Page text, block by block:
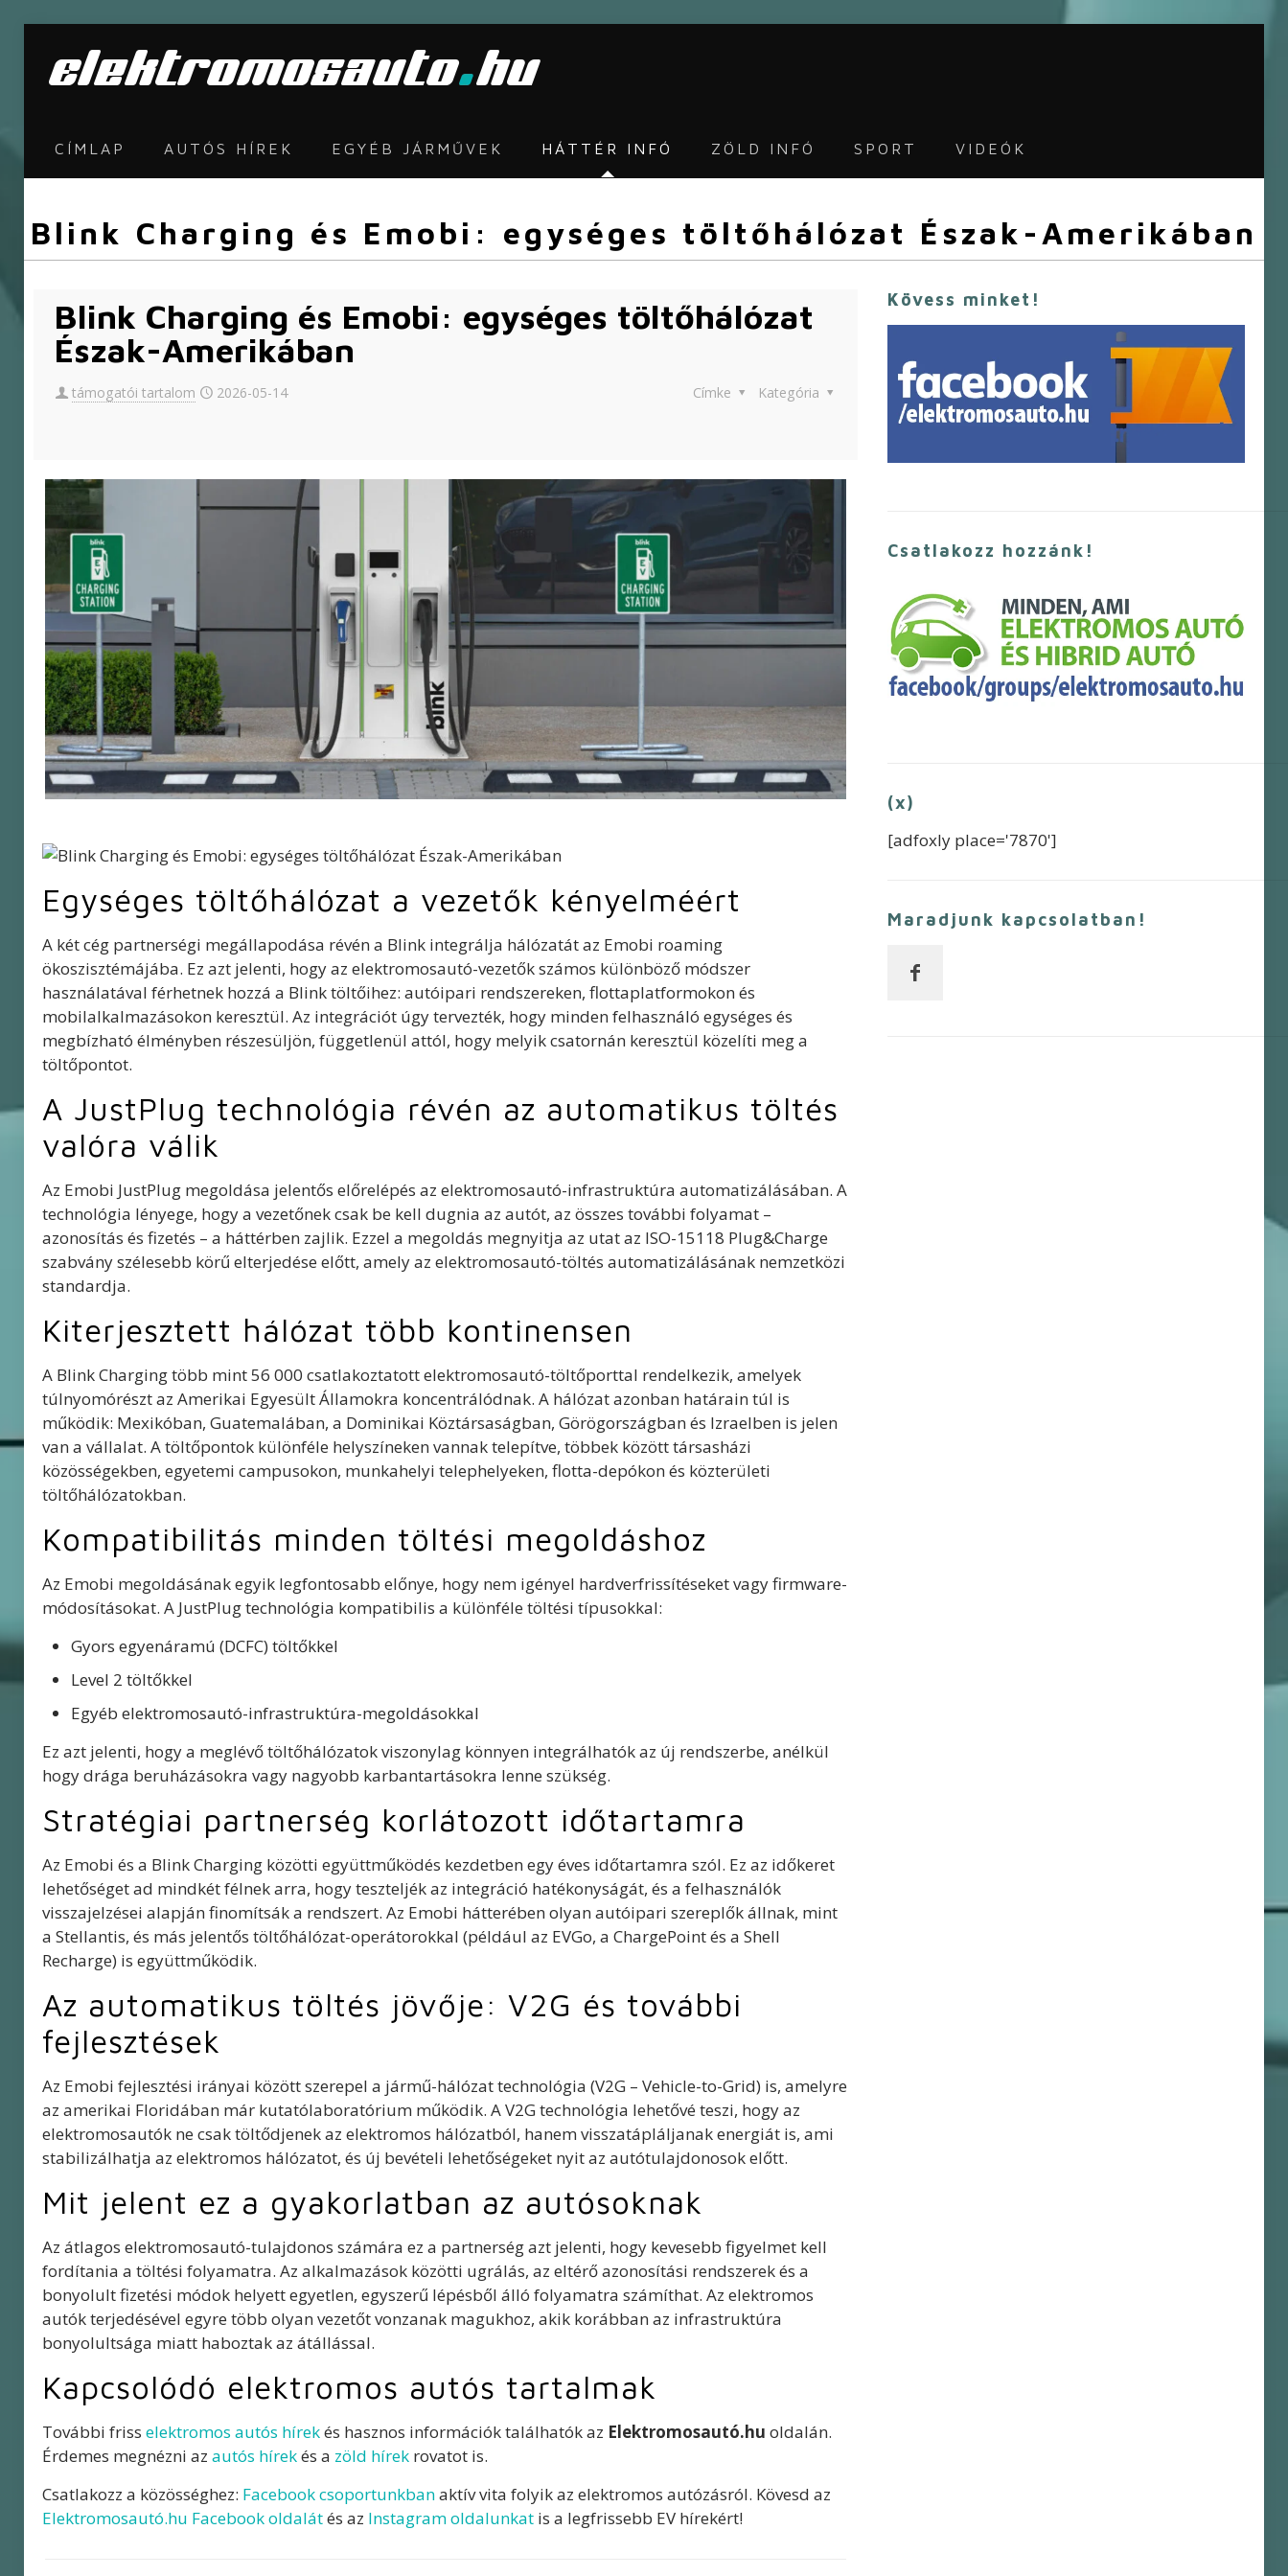
CÍMLAP AUTÓS HÍREK EGYÉB JÁRMŰVEK HÁTTÉR INFÓ ZÖLD INFÓ SPORT VIDEÓK
Blink Charging és Emobi: egységes töltőhálózat Észak-Amerikában
Blink Charging és Emobi: egységes töltőhálózat
Észak-Amerikában
támogatói tartalom 2026-05-14 Kategória
Címke
Egységes töltőhálózat a vezetők kényelméért
A két cég partnerségi megállapodása révén a Blink integrálja hálózatát az Emobi roaming
ökoszisztémájába. Ez azt jelenti, hogy az elektromosautó-vezetők számos különböző módszer
használatával férhetnek hozzá a Blink töltőihez: autóipari rendszereken, flottaplatformokon és
mobilalkalmazásokon keresztül. Az integrációt úgy tervezték, hogy minden felhasználó egységes és
megbízható élményben részesüljön, függetlenül attól, hogy melyik csatornán keresztül közelíti meg a
töltőpontot.
A JustPlug technológia révén az automatikus töltés
valóra válik
Az Emobi JustPlug megoldása jelentős előrelépés az elektromosautó-infrastruktúra automatizálásában. A
technológia lényege, hogy a vezetőnek csak be kell dugnia az autót, az összes további folyamat –
azonosítás és fizetés – a háttérben zajlik. Ezzel a megoldás megnyitja az utat az ISO-15118 Plug&Charge
szabvány szélesebb körű elterjedése előtt, amely az elektromosautó-töltés automatizálásának nemzetközi
standardja.
Kiterjesztett hálózat több kontinensen
A Blink Charging több mint 56 000 csatlakoztatott elektromosautó-töltőporttal rendelkezik, amelyek
túlnyomórészt az Amerikai Egyesült Államokra koncentrálódnak. A hálózat azonban határain túl is
működik: Mexikóban, Guatemalában, a Dominikai Köztársaságban, Görögországban és Izraelben is jelen
van a vállalat. A töltőpontok különféle helyszíneken vannak telepítve, többek között társasházi
közösségekben, egyetemi campusokon, munkahelyi telephelyeken, flotta-depókon és közterületi
töltőhálózatokban.
Kompatibilitás minden töltési megoldáshoz
Az Emobi megoldásának egyik legfontosabb előnye, hogy nem igényel hardverfrissítéseket vagy firmware-
módosításokat. A JustPlug technológia kompatibilis a különféle töltési típusokkal:
Gyors egyenáramú (DCFC) töltőkkel
Level 2 töltőkkel
Egyéb elektromosautó-infrastruktúra-megoldásokkal
Ez azt jelenti, hogy a meglévő töltőhálózatok viszonylag könnyen integrálhatók az új rendszerbe, anélkül
hogy drága beruházásokra vagy nagyobb karbantartásokra lenne szükség.
Stratégiai partnerség korlátozott időtartamra
Az Emobi és a Blink Charging közötti együttműködés kezdetben egy éves időtartamra szól. Ez az időkeret
lehetőséget ad mindkét félnek arra, hogy teszteljék az integráció hatékonyságát, és a felhasználók
visszajelzései alapján finomítsák a rendszert. Az Emobi hátterében olyan autóipari szereplők állnak, mint
a Stellantis, és más jelentős töltőhálózat-operátorokkal (például az EVGo, a ChargePoint és a Shell
Recharge) is együttműködik.
Az automatikus töltés jövője: V2G és további
fejlesztések
Az Emobi fejlesztési irányai között szerepel a jármű-hálózat technológia (V2G – Vehicle-to-Grid) is, amelyre
az amerikai Floridában már kutatólaboratórium működik. A V2G technológia lehetővé teszi, hogy az
elektromosautók ne csak töltődjenek az elektromos hálózatból, hanem visszatápláljanak energiát is, ami
stabilizálhatja az elektromos hálózatot, és új bevételi lehetőségeket nyit az autótulajdonosok előtt.
Mit jelent ez a gyakorlatban az autósoknak
Az átlagos elektromosautó-tulajdonos számára ez a partnerség azt jelenti, hogy kevesebb figyelmet kell
fordítania a töltési folyamatra. Az alkalmazások közötti ugrálás, az eltérő azonosítási rendszerek és a
bonyolult fizetési módok helyett egyetlen, egyszerű lépésből álló folyamatra számíthat. Az elektromos
autók terjedésével egyre több olyan vezetőt vonzanak magukhoz, akik korábban az infrastruktúra
bonyolultsága miatt haboztak az átállással.
Kapcsolódó elektromos autós tartalmak
További friss elektromos autós hírekés hasznos információk találhatók az Elektromosautó.hu oldalán.
Érdemes megnézni az autós hírekés a zöld hírekrovatot is.
Csatlakozz a közösséghez: Facebook csoportunkbanaktív vita folyik az elektromos autózásról. Kövesd az
Elektromosautó.hu Facebook oldalátés az Instagram oldalunkatis a legfrissebb EV hírekért!
Kövess minket!
Csatlakozz hozzánk!
(x)
[adfoxly place='7870']
Maradjunk kapcsolatban!